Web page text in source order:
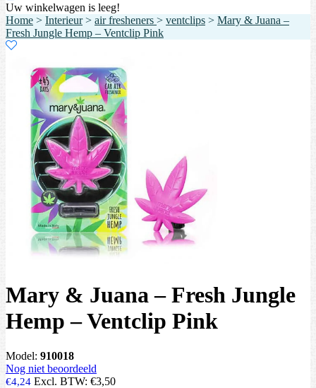
Uw winkelwagen is leeg!
Home > Interieur> air fresheners > ventclips > Mary & Juana –
Fresh Jungle Hemp – Ventclip Pink
Mary & Juana – Fresh Jungle
Hemp – Ventclip Pink
Model: 910018
Nog niet beoordeeld
€4,24 Excl. BTW: €3,50